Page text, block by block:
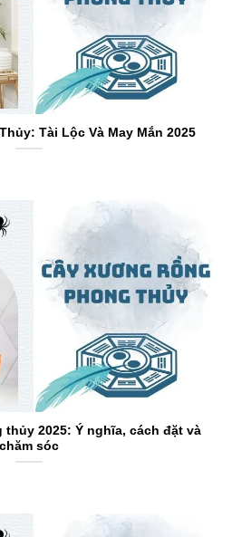
Tài Lộc Và May Mắn 2025
2025: Ý nghĩa, cách đặt và
chăm sóc